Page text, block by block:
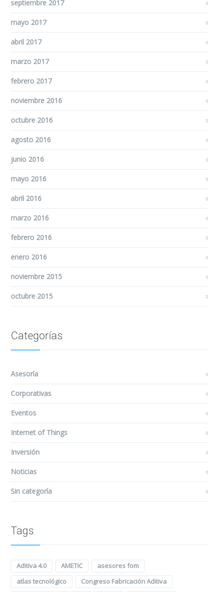
septiembre 2017
mayo 2017
abril 2017
marzo 2017
febrero 2017
noviembre 2016
octubre 2016
agosto 2016
junio 2016
mayo 2016
abril 2016
marzo 2016
febrero 2016
enero 2016
noviembre 2015
octubre 2015
Categorías
Asesoría
Corporativas
Eventos
Internet of Things
Inversión
Noticias
Sin categoría
Tags
Aditiva 4.0 AMETIC
asesores fom
atlas tecnológico
Congreso Fabricación Aditiva